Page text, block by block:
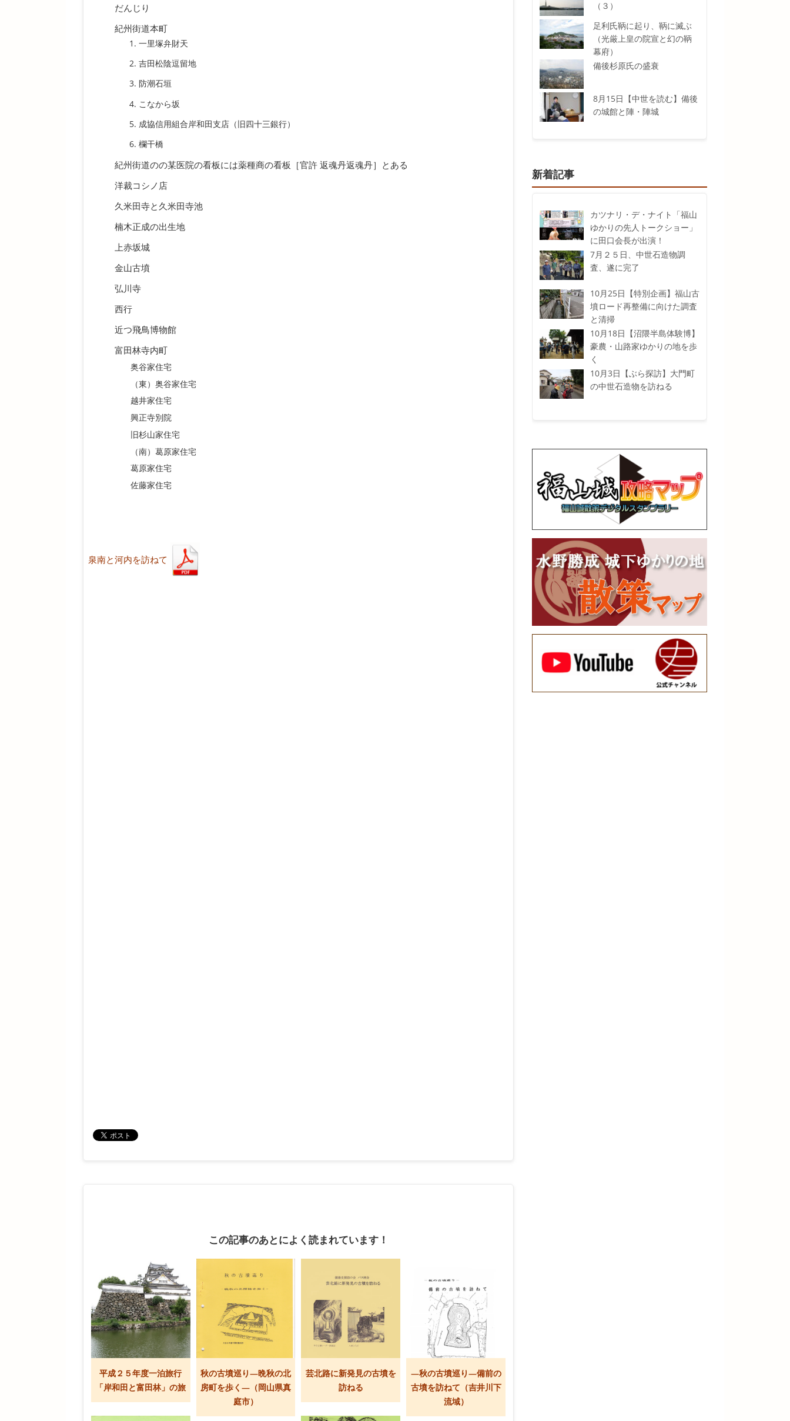
だんじり
紀州街道本町
一里塚弁財天
吉田松陰逗留地
防潮石垣
こなから坂
成協信用組合岸和田支店（旧四十三銀行）
欄干橋
紀州街道のの某医院の看板には薬種商の看板［官許 返魂丹返魂丹］とある
洋裁コシノ店
久米田寺と久米田寺池
楠木正成の出生地
上赤坂城
金山古墳
弘川寺
西行
近つ飛鳥博物館
富田林寺内町
奥谷家住宅
（東）奥谷家住宅
越井家住宅
興正寺別院
旧杉山家住宅
（南）葛原家住宅
葛原家住宅
佐藤家住宅
泉南と河内を訪ねて
この記事のあとによく読まれています！
平成２５年度一泊旅行
「岸和田と富田林」の旅
秋の古墳巡り―晩秋の北
房町を歩く―（岡山県真
庭市）
芸北路に新発見の古墳を
訪ねる
―秋の古墳巡り―備前の
古墳を訪ねて（吉井川下
流域）
（３）
足利氏鞆に起り、鞆に滅ぶ
（光厳上皇の院宣と幻の鞆
幕府）
備後杉原氏の盛衰
8月15日【中世を読む】備後
の城館と陣・陣城
新着記事
カツナリ・デ・ナイト「福山
ゆかりの先人トークショー」
に田口会長が出演！
7月２５日、中世石造物調
査、遂に完了
10月25日【特別企画】福山古
墳ロード再整備に向けた調査
と清掃
10月18日【沼隈半島体験博】
豪農・山路家ゆかりの地を歩
く
10月3日【ぶら探訪】大門町
の中世石造物を訪ねる